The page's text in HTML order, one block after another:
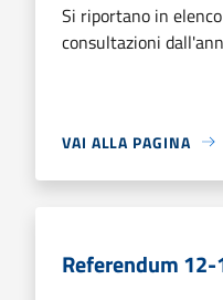
Si riportano in
consultazioni
VAI ALLA PAGINA
Referendum